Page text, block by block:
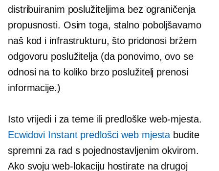
distribuiranim poslužiteljima bez ograničenja
propusnosti. Osim toga, stalno poboljšavamo
naš kod i infrastrukturu, što pridonosi bržem
odgovoru poslužitelja (da ponovimo, ovo se
odnosi na to koliko brzo poslužitelj prenosi
informacije.)
Isto vrijedi i za teme ili predloške web-mjesta.
Ecwidovi Instant predlošci web mjesta budite
spremni za rad s pojednostavljenim okvirom.
Ako svoju web-lokaciju hostirate na drugoj